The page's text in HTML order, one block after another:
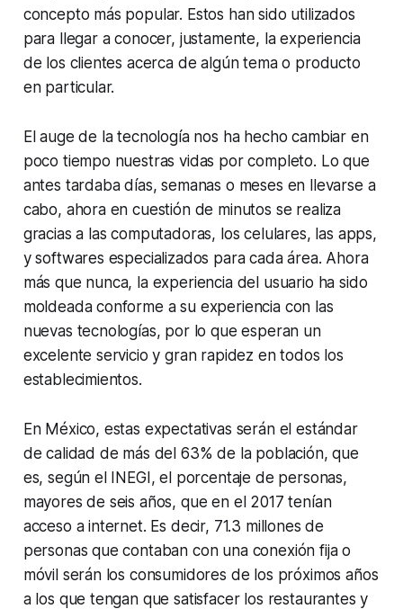
concepto más popular. Estos han sido utilizados
para llegar a conocer, justamente, la experiencia
de los clientes acerca de algún tema o producto
en particular.
El auge de la tecnología nos ha hecho cambiar en
poco tiempo nuestras vidas por completo. Lo que
antes tardaba días, semanas o meses en llevarse a
cabo, ahora en cuestión de minutos se realiza
gracias a las computadoras, los celulares, las apps,
y softwares especializados para cada área. Ahora
más que nunca, la experiencia del usuario ha sido
moldeada conforme a su experiencia con las
nuevas tecnologías, por lo que esperan un
excelente servicio y gran rapidez en todos los
establecimientos.
En México, estas expectativas serán el estándar
de calidad de más del 63% de la población, que
es, según el INEGI, el porcentaje de personas,
mayores de seis años, que en el 2017 tenían
acceso a internet. Es decir, 71.3 millones de
personas que contaban con una conexión fija o
móvil serán los consumidores de los próximos años
a los que tengan que satisfacer los restaurantes y